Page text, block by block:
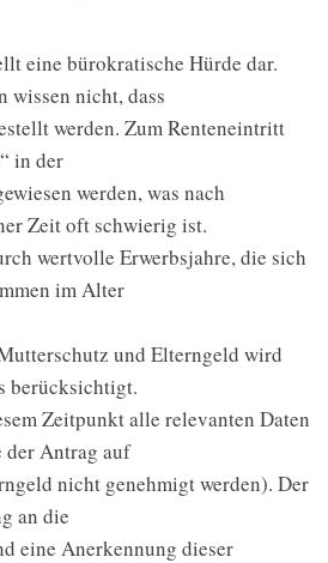
eine bürokratische Hürde dar.
wissen nicht, dass
werden. Zum Renteneintritt
in der
werden, was nach
Zeit oft schwierig ist.
wertvolle Erwerbsjahre, die sich
im Alter
und Elterngeld wird
berücksichtigt.
Zeitpunkt alle relevanten Daten
Antrag auf
nicht genehmigt werden). Der
an die
eine Anerkennung dieser